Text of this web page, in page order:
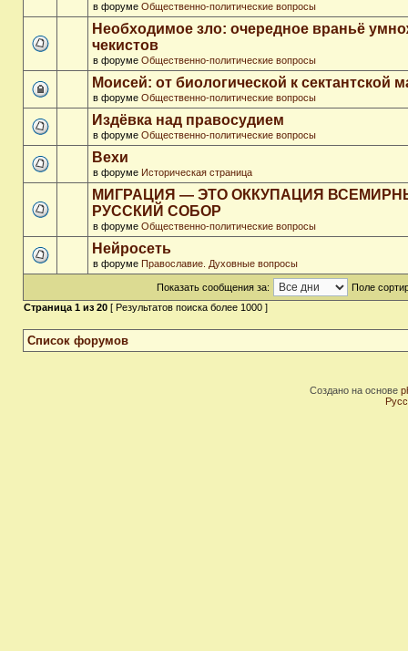
в форуме Общественно-политические вопросы
Необходимое зло: очередное враньё
чекистов
в форуме Общественно-политические вопросы
Моисей: от биологической к сектантской
в форуме Общественно-политические вопросы
Издёвка над правосудием
в форуме Общественно-политические вопросы
Вехи
в форуме Историческая страница
МИГРАЦИЯ — ЭТО ОККУПАЦИЯ
РУССКИЙ СОБОР
в форуме Общественно-политические вопросы
Нейросеть
в форуме Православие. Духовные вопросы
Показать сообщения за:
Поле
Страница 1 из 20 [ Результатов поиска более 1000 ]
Список форумов
Создано на основе